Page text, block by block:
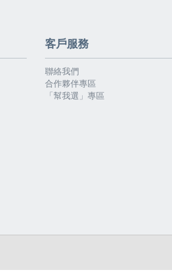
客戶服務
聯絡我們
合作夥伴專區
「幫我選」專區